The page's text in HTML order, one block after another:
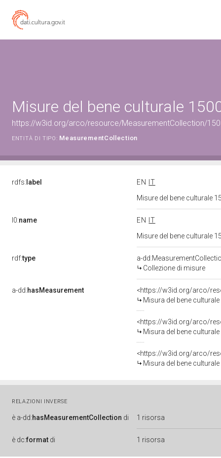
Misure del bene culturale
https://w3id.org/arco/resource/MeasurementCollection/
ENTITÀ DI TIPO: MeasurementCollection
rdfs: label EN
IT
Misure del bene culturale
l0:name EN
IT
Misure del bene culturale
rdf:type
a-
Collezione di misure
a-dd:hasMeasurement
<https://w3id.org/arco/
Misura del bene
<https://w3id.org/arco/
Misura del bene
<https://w3id.org/arco/
Misura del bene
RELAZIONI INVERSE
è a-dd:hasMeasurementCollection di 1 risorsa
è dc:format di 1 risorsa